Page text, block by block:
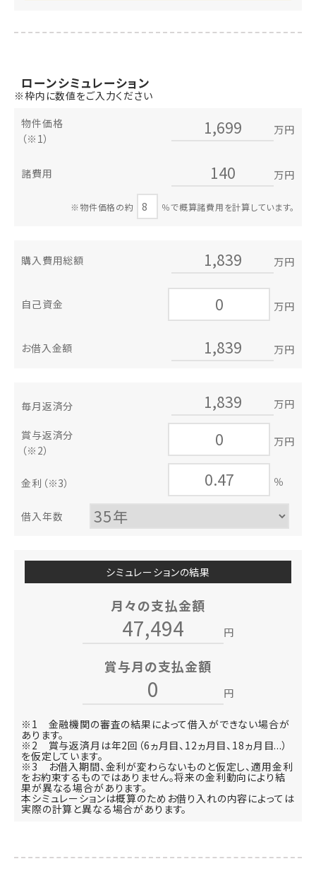
ローンシミュレーション
※枠内に数値をご入力ください
物件価格
（※1）
万円
諸費用 万円
※物件価格の約 ％で概算諸費用を計算しています。
購入費用総額 万円
自己資金 万円
お借入金額 万円
毎月返済分 万円
賞与返済分
（※2）
万円
金利 （※3） ％
借入年数
シミュレーションの結果
月々の支払金額
円
賞与月の支払金額
円
※1 金融機関の審査の結果によって借入ができない場合が
あります。
※2 賞与返済月は年2回（6ヵ月目、12ヵ月目、18ヵ月目...）
を仮定しています。
※3 お借入期間、金利が変わらないものと仮定し、適用金利
をお約束するものではありません。将来の金利動向により結
果が異なる場合があります。
本シミュレーションは概算のためお借り入れの内容によっては
実際の計算と異なる場合があります。